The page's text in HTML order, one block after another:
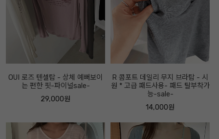
OUI 로즈 텐셀탑 - 상체 예뻐보이
는 편한 핏-파이널sale-
29,000원
R 콤포트 데일리 무지 브라탑 - 시
원 * 고급 패드사용- 패드 탈부착가
능-sale-
14,000원